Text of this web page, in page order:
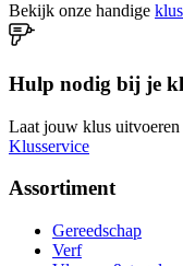
Bekijk onze handige
Hulp nodig bij je
Laat jouw klus uitvoeren
Klusservice
Assortiment
Gereedschap
Verf